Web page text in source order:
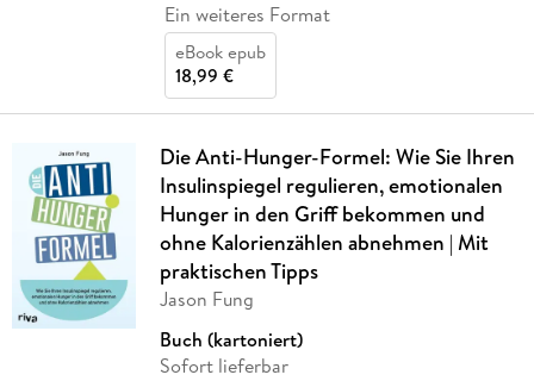
Ein weiteres Format
eBook epub
18,99 €
Die Anti-Hunger-Formel: Wie Sie Ihren
Insulinspiegel regulieren, emotionalen
Hunger in den Griff bekommen und
ohne Kalorienzählen abnehmen | Mit
praktischen Tipps
Jason Fung
Buch (kartoniert)
Sofort lieferbar